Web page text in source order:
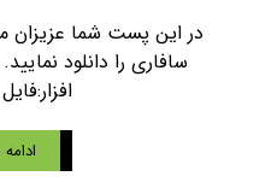
در این پست شما عزیزان
سافاری را دانلود